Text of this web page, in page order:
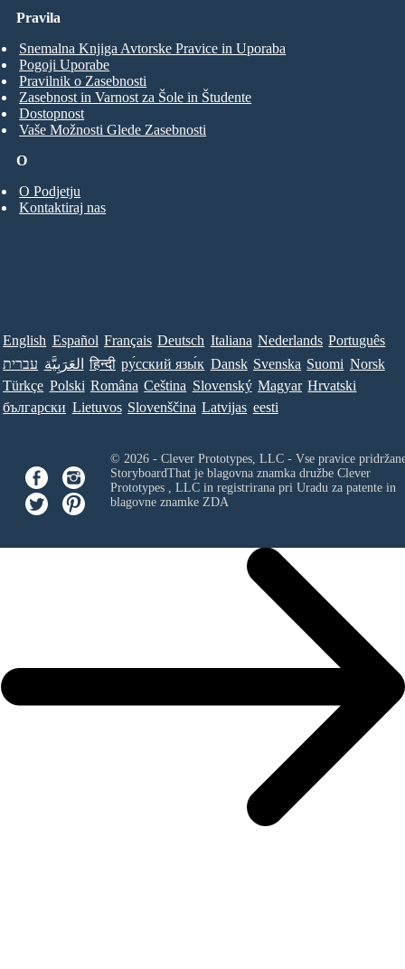
O
O Podjetju
Kontaktiraj nas
Pravila
Snemalna Knjiga Avtorske Pravice in Uporaba
Pogoji Uporabe
Pravilnik o Zasebnosti
Zasebnost in Varnost za Šole in Študente
Dostopnost
Vaše Možnosti Glede Zasebnosti
English Español Français Deutsch Italiana Nederlands Português
עברית العَرَبِيَّة हिन्दी ру́сский язы́к Dansk Svenska Suomi Norsk
Türkçe Polski Româna Ceština Slovenský Magyar Hrvatski
български Lietuvos Slovenščina Latvijas eesti
© 2026 - Clever Prototypes, LLC - Vse pravice
StoryboardThat je blagovna znamka družbe Clever
Prototypes , LLCin registrirana pri Uradu za patente in
blagovne znamke ZDA